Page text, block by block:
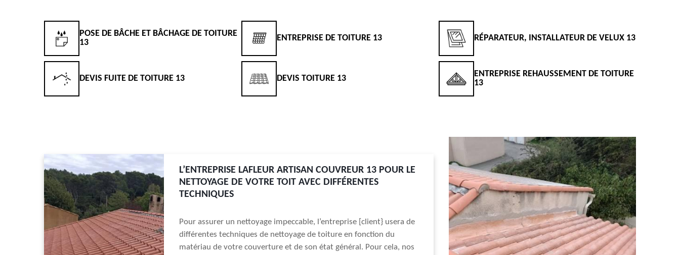
POSE DE BÂCHE ET BÂCHAGE DE TOITURE
13
DEVIS FUITE DE TOITURE 13
ENTREPRISE DE TOITURE 13
DEVIS TOITURE 13
RÉPARATEUR, INSTALLATEUR DE VELUX 13
ENTREPRISE REHAUSSEMENT DE TOITURE
13
L’ENTREPRISE LAFLEUR ARTISAN COUVREUR 13 POUR LE
NETTOYAGE DE VOTRE TOIT AVEC DIFFÉRENTES
TECHNIQUES
Pour assurer un nettoyage impeccable, l’entreprise [client} usera de
différentes techniques de nettoyage de toiture en fonction du
matériau de votre couverture et de son état général. Pour cela, nos